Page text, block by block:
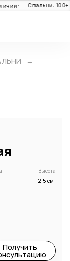
Спальни: 100+ шт
Высота
2,5 см
Получить